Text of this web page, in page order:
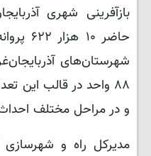
بازآفرینی شهری
حاضر
۸۸ واحد در قالب این
و در مراحل مختلف
مدیرکل راه و شهرسازی